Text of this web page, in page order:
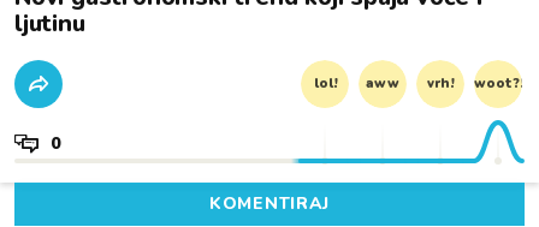
ljutinu
lol! aww vrh! woot?!
0
KOMENTIRAJ